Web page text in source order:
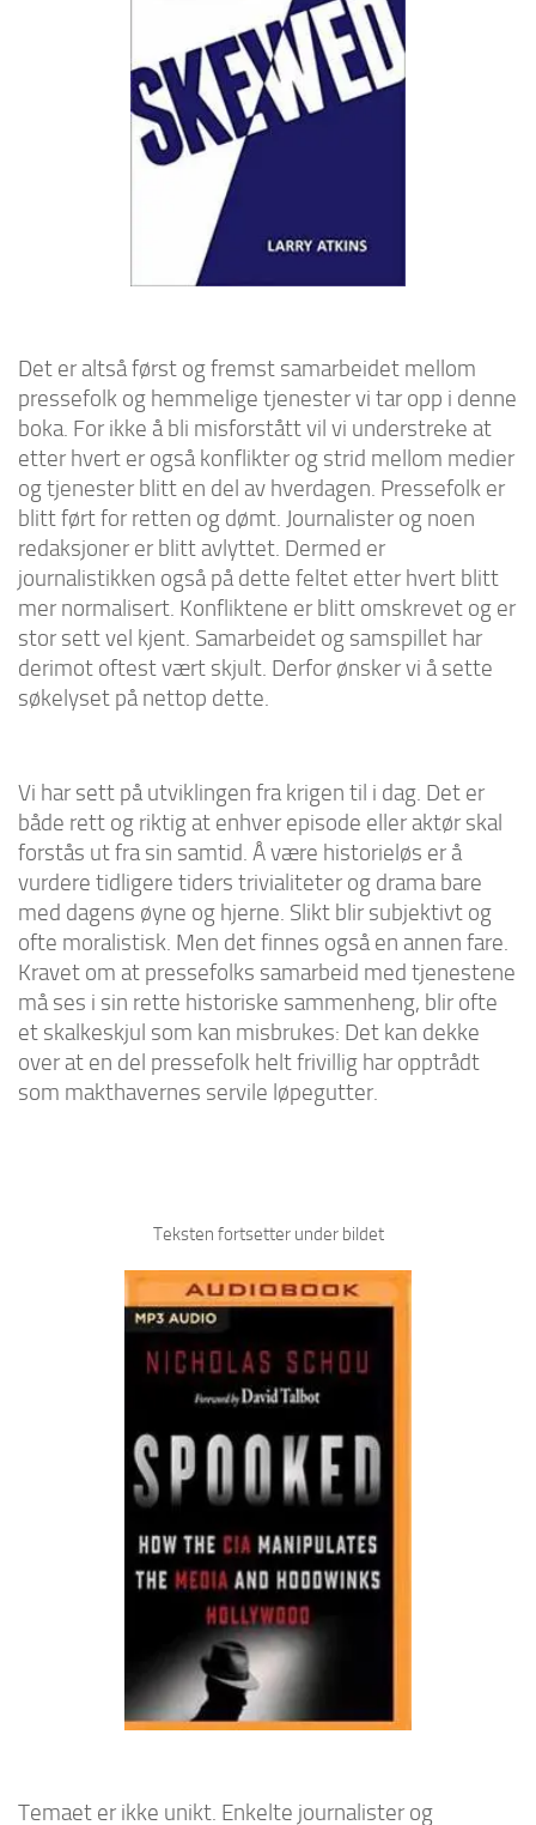
Det er altså først og fremst samarbeidet mellom
pressefolk og hemmelige tjenester vi tar opp i denne
boka. For ikke å bli misforstått vil vi understreke at
etter hvert er også konflikter og strid mellom medier
og tjenester blitt en del av hverdagen. Pressefolk er
blitt ført for retten og dømt. Journalister og noen
redaksjoner er blitt avlyttet. Dermed er
journalistikken også på dette feltet etter hvert blitt
mer normalisert. Konfliktene er blitt omskrevet og er
stor sett vel kjent. Samarbeidet og samspillet har
derimot oftest vært skjult. Derfor ønsker vi å sette
søkelyset på nettop dette.
Vi har sett på utviklingen fra krigen til i dag. Det er
både rett og riktig at enhver episode eller aktør skal
forstås ut fra sin samtid. Å være historieløs er å
vurdere tidligere tiders trivialiteter og drama bare
med dagens øyne og hjerne. Slikt blir subjektivt og
ofte moralistisk. Men det finnes også en annen fare.
Kravet om at pressefolks samarbeid med tjenestene
må ses i sin rette historiske sammenheng, blir ofte
et skalkeskjul som kan misbrukes: Det kan dekke
over at en del pressefolk helt frivillig har opptrådt
som makthavernes servile løpegutter.
Teksten fortsetter under bildet
Temaet er ikke unikt. Enkelte journalister og